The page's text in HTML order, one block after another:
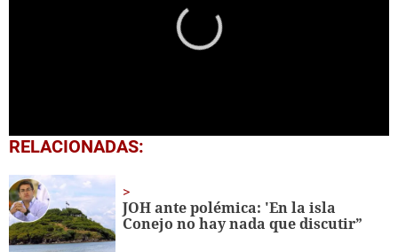
0
seconds
41
seconds
RELACIONADAS:
JOH ante polémica: 'En la isla
Conejo no hay nada que discutir”